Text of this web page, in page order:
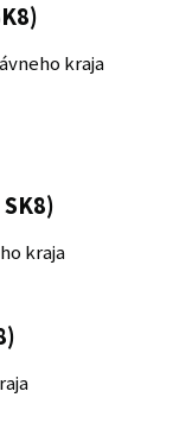
kraja
kraja